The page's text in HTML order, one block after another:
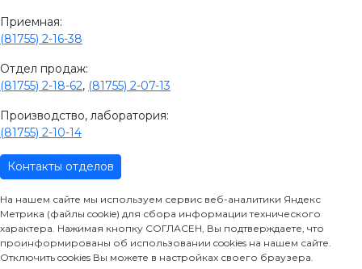
Приемная:
(81755) 2-16-38
Отдел продаж:
(81755) 2-18-62, (81755) 2-07-13
Производство, лаборатория:
(81755) 2-10-14
Контакты отделов
На нашем сайте мы используем сервис веб-аналитики Яндекс
Метрика (файлы cookie) для сбора информации технического
характера. Нажимая кнопку СОГЛАСЕН, Вы подтверждаете, что
проинформированы об использовании cookies на нашем сайте.
Отключить cookies Вы можете в настройках своего браузера.